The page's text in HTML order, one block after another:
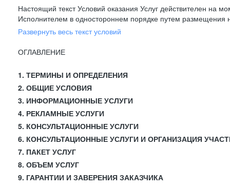
Настоящий текст Условий оказания Услуг действителен на
Исполнителем в одностороннем порядке путем размещения
Развернуть весь текст условий
ОГЛАВЛЕНИЕ
1. ТЕРМИНЫ И ОПРЕДЕЛЕНИЯ
2. ОБЩИЕ УСЛОВИЯ
3. ИНФОРМАЦИОННЫЕ УСЛУГИ
4. РЕКЛАМНЫЕ УСЛУГИ
5. КОНСУЛЬТАЦИОННЫЕ УСЛУГИ
6. КОНСУЛЬТАЦИОННЫЕ УСЛУГИ И ОРГАНИЗАЦИЯ
7. ПАКЕТ УСЛУГ
8. ОБЪЕМ УСЛУГ
9. ГАРАНТИИ И ЗАВЕРЕНИЯ ЗАКАЗЧИКА